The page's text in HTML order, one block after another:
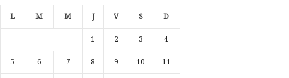
L M M J V S D
1 2 3 4
5 6 7 8 9 10 11